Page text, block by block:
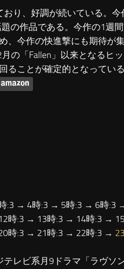
おり、好調が続いている。
の作品である。今作の1週
、今作の快進撃にも期待が
の「Fallen」以来となるヒ
ることが確定的となっている
:3 → 4時:3 → 5時:3 → 6時:3
時:3 → 13時:3 → 14時:3 →
時:3 → 21時:3 → 22時:3 →
テレビ系月9ドラマ「ラヴソ